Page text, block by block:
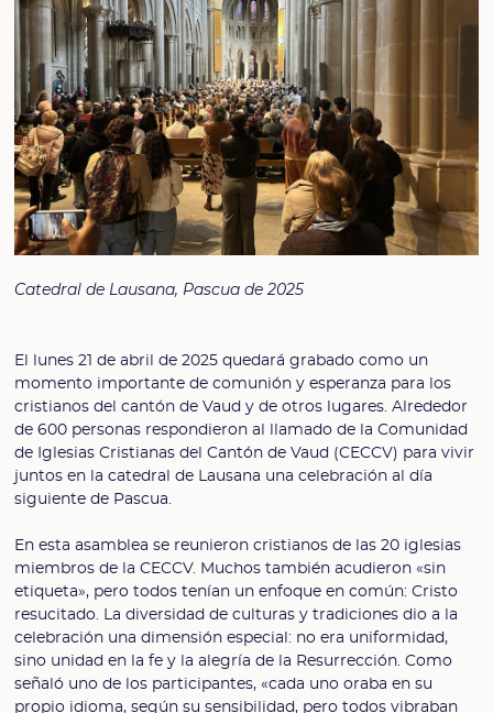
Catedral de Lausana, Pascua de 2025
El lunes 21 de abril de 2025 quedará grabado como un
momento importante de comunión y esperanza para los
cristianos del cantón de Vaud y de otros lugares. Alrededor
de 600 personas respondieron al llamado de la Comunidad
de Iglesias Cristianas del Cantón de Vaud (CECCV) para vivir
juntos en la catedral de Lausana una celebración al día
siguiente de Pascua.
En esta asamblea se reunieron cristianos de las 20 iglesias
miembros de la CECCV. Muchos también acudieron «sin
etiqueta», pero todos tenían un enfoque en común: Cristo
resucitado. La diversidad de culturas y tradiciones dio a la
celebración una dimensión especial: no era uniformidad,
sino unidad en la fe y la alegría de la Resurrección. Como
señaló uno de los participantes, «cada uno oraba en su
propio idioma, según su sensibilidad, pero todos vibraban